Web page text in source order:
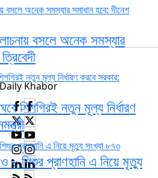
বসলে অনেক সমস্যার
শিগগিরই নতুন মূল্য নির্ধারণ
শিশুর প্রাণহানি এ নিয়ে মৃত্যু